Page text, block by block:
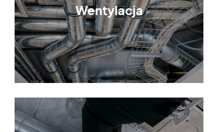
Wentylacja